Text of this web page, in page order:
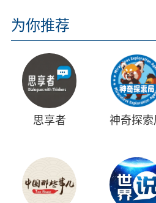
为你推荐
思享者 神奇探索